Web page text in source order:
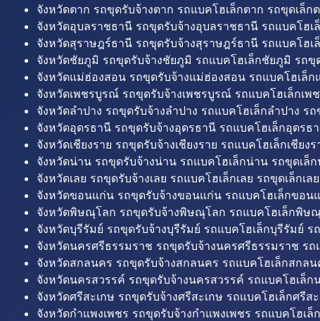
จังหวัดตาก รถขุดรับจ้างตาก รถแบคโฮเล็กตาก รถขุดเล็
จังหวัดอุบลราชธานี รถขุดรับจ้างอุบลราชธานี รถแบคโฮ
จังหวัดสุราษฎร์ธานี รถขุดรับจ้างสุราษฎร์ธานี รถแบคโฮ
จังหวัดชัยภูมิ รถขุดรับจ้างชัยภูมิ รถแบคโฮเล็กชัยภูมิ รถ
จังหวัดแม่ฮ่องสอน รถขุดรับจ้างแม่ฮ่องสอน รถแบคโฮเล็
จังหวัดเพชรบูรณ์ รถขุดรับจ้างเพชรบูรณ์ รถแบคโฮเล็กเ
จังหวัดลำปาง รถขุดรับจ้างลำปาง รถแบคโฮเล็กลำปาง ร
จังหวัดอุดรธานี รถขุดรับจ้างอุดรธานี รถแบคโฮเล็กอุดร
จังหวัดเชียงราย รถขุดรับจ้างเชียงราย รถแบคโฮเล็กเชียง
จังหวัดน่าน รถขุดรับจ้างน่าน รถแบคโฮเล็กน่าน รถขุดเ
จังหวัดเลย รถขุดรับจ้างเลย รถแบคโฮเล็กเลย รถขุดเล็กเ
จังหวัดขอนแก่น รถขุดรับจ้างขอนแก่น รถแบคโฮเล็กขอ
จังหวัดพิษณุโลก รถขุดรับจ้างพิษณุโลก รถแบคโฮเล็กพิ
จังหวัดบุรีรัมย์ รถขุดรับจ้างบุรีรัมย์ รถแบคโฮเล็กบุรีรัมย์
จังหวัดนครศรีธรรมราช รถขุดรับจ้างนครศรีธรรมราช ร
จังหวัดสกลนคร รถขุดรับจ้างสกลนคร รถแบคโฮเล็กสกล
จังหวัดนครสวรรค์ รถขุดรับจ้างนครสวรรค์ รถแบคโฮเล็
จังหวัดศรีสะเกษ รถขุดรับจ้างศรีสะเกษ รถแบคโฮเล็กศรี
จังหวัดกำแพงเพชร รถขุดรับจ้างกำแพงเพชร รถแบคโฮเ